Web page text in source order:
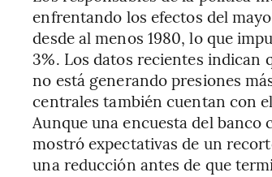
enfrentando los efectos del
desde al menos 1980, lo que
3%. Los datos recientes indican
no está generando presiones
centrales también cuentan con
Aunque una encuesta del
mostró expectativas de un
una reducción antes de que